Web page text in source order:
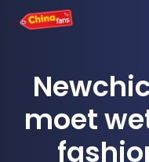
naar
inhoud
moet